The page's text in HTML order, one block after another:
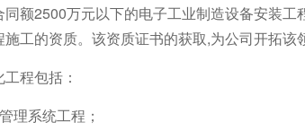
额2500万元以下的电子工业制造设备安装
工的资质。该资质证书的获取,为公司开拓该
程包括：
理系统工程；